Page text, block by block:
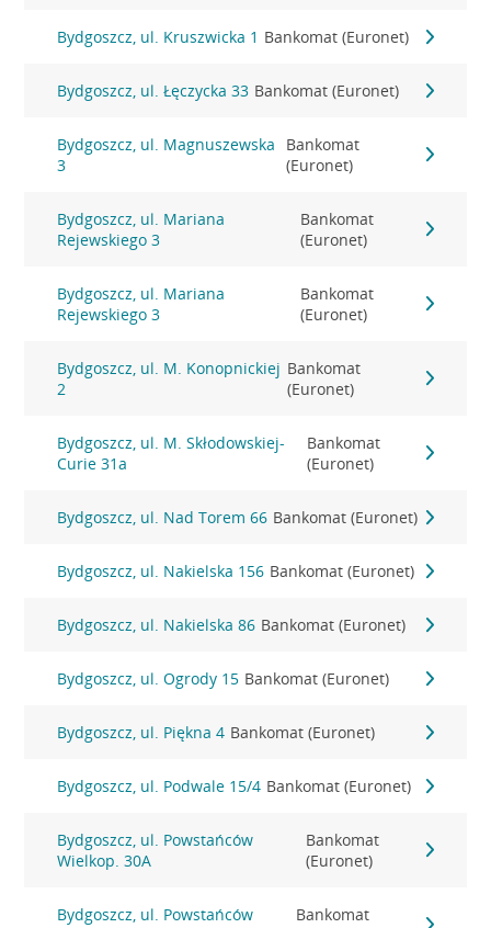
Bydgoszcz, ul. Kruszwicka 1 Bankomat (Euronet)
Bydgoszcz, ul. Łęczycka 33 Bankomat (Euronet)
Bydgoszcz, ul. Magnuszewska
3
Bankomat
(Euronet)
Bydgoszcz, ul. Mariana
Rejewskiego 3
Bankomat
(Euronet)
Bydgoszcz, ul. Mariana
Rejewskiego 3
Bankomat
(Euronet)
Bydgoszcz, ul. M. Konopnickiej
2
Bankomat
(Euronet)
Bydgoszcz, ul. M. Skłodowskiej-
Curie 31a
Bankomat
(Euronet)
Bydgoszcz, ul. Nad Torem 66 Bankomat (Euronet)
Bydgoszcz, ul. Nakielska 156 Bankomat (Euronet)
Bydgoszcz, ul. Nakielska 86 Bankomat (Euronet)
Bydgoszcz, ul. Ogrody 15 Bankomat (Euronet)
Bydgoszcz, ul. Piękna 4 Bankomat (Euronet)
Bydgoszcz, ul. Podwale 15/4 Bankomat (Euronet)
Bydgoszcz, ul. Powstańców
Wielkop. 30A
Bankomat
(Euronet)
Bydgoszcz, ul. Powstańców
Bankomat